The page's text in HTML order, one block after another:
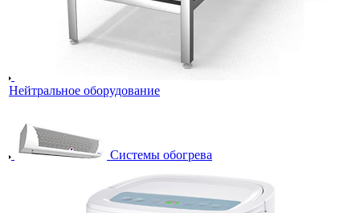
Нейтральное оборудование
Системы обогрева